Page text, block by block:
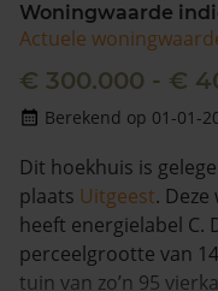
Woningwaarde
Actuele
€ 300.000 - €
Berekend op 01-01-
Dit hoekhuis is
plaats Uitgeest.
heeft energielabel C.
perceelgrootte van
tuin van zo’n 95